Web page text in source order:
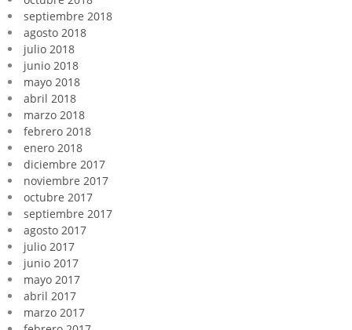
septiembre 2018
agosto 2018
julio 2018
junio 2018
mayo 2018
abril 2018
marzo 2018
febrero 2018
enero 2018
diciembre 2017
noviembre 2017
octubre 2017
septiembre 2017
agosto 2017
julio 2017
junio 2017
mayo 2017
abril 2017
marzo 2017